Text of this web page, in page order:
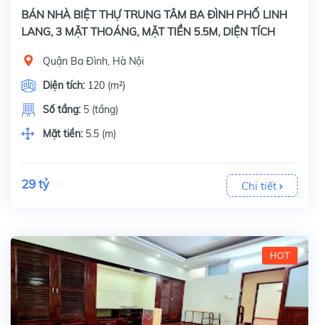
BÁN NHÀ BIỆT THỰ TRUNG TÂM BA ĐÌNH PHỐ LINH
LANG, 3 MẶT THOÁNG, MẶT TIỀN 5.5M, DIỆN TÍCH
Quận Ba Đình, Hà Nội
Diện tích: 120 (m²)
Số tầng: 5 (tầng)
Mặt tiền: 5.5 (m)
29 tỷ Chi tiết
HOT